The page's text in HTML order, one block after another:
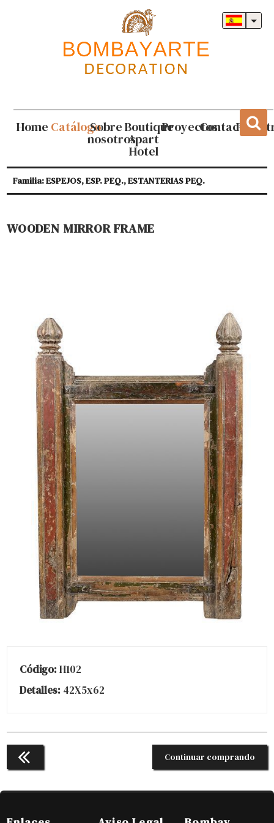
Home CatálogoSobre
nosotros
Boutique
Apart
Hotel
ProyectosContacto
Familia: ESPEJOS, ESP. PEQ., ESTANTERIAS PEQ.
WOODEN MIRROR FRAME
Código: H102
Detalles: 42X5x62
Continuar comprando